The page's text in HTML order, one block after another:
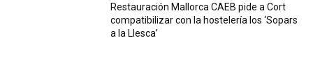
Restauración Mallorca CAEB pide a Cort
compatibilizar con la hostelería los ‘Sopars
a la Llesca’